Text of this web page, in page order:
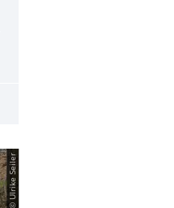
© Ulrike Seiler